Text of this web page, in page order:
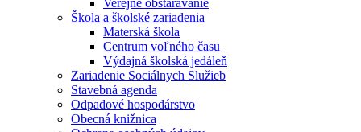
Verejné obstarávanie
Škola a školské zariadenia
Materská škola
Centrum voľného času
Výdajná školská jedáleň
Zariadenie Sociálnych Služieb
Stavebná agenda
Odpadové hospodárstvo
Obecná knižnica